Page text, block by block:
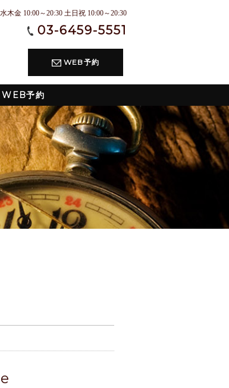
木金 10:00～20:30 土日祝 10:00～20:30
03-6459-5551
WEB予約
WEB予約